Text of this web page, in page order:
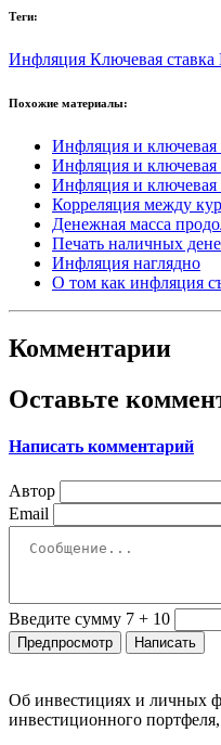
Теги:
Инфляция Ключевая ставка
Похожие материалы:
Инфляция и ключевая
Инфляция и ключевая
Инфляция и ключевая
Корреляция между
Денежная масса
Печать наличных
Инфляция наглядно
О том как инфляция
Комментарии
Оставьте
Написать комментарий
Автор
Email
Введите сумму 7 + 10
Об инвестициях и личных
инвестиционного